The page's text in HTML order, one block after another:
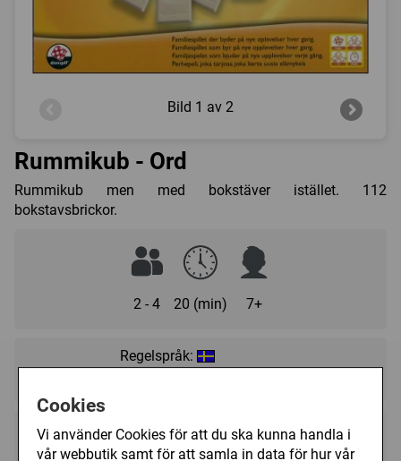
Cookies
Vi använder Cookies för att du ska kunna handla i
vår webbutik samt för att samla in data för hur vår
Bild 1 av 2
Rummikub - Ord
Rummikub men med bokstäver istället. 112
bokstavsbrickor.
2 - 4 20 (min) 7+
Regelspråk:
169 kr Utgått